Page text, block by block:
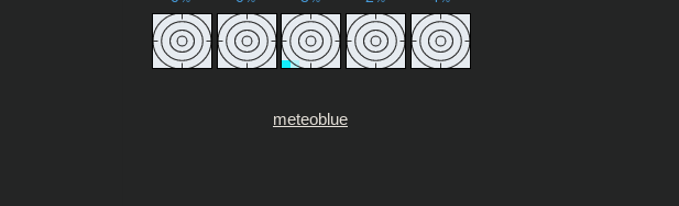
meteoblue